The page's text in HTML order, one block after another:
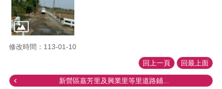
修改時間：113-01-10
回上一頁 回最上面
新營區嘉芳里及興業里等里道路鋪...